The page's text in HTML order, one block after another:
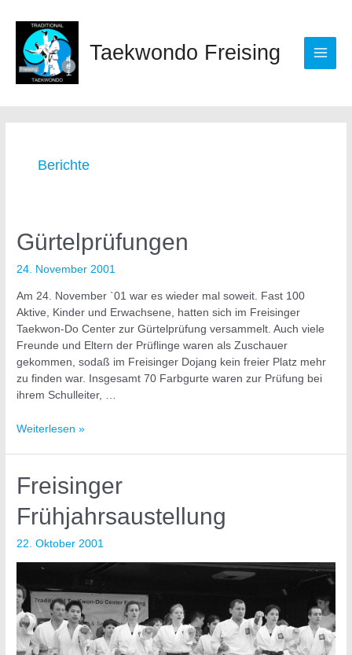
Inhalt
springen
Taekwondo Freising
Berichte
Gürtelprüfungen
24. November 2001
Am 24. November `01 war es wieder mal soweit. Fast 100
Aktive, Kinder und Erwachsene, hatten sich im Freisinger
Taekwon-Do Center zur Gürtelprüfung versammelt. Auch viele
Freunde und Eltern der Prüflinge waren als Zuschauer
gekommen, sodaß im Freisinger Dojang kein freier Platz mehr
zu finden war. Insgesamt 70 Farbgurte waren zur Prüfung bei
ihrem Schulleiter, …
Gürtelprüfungen
Weiterlesen »
Freisinger
Frühjahrsaustellung
22. Oktober 2001